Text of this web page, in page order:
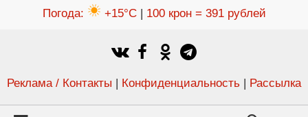
Погода: +15°C| 100 крон = 391 рублей
Реклама / Контакты | Конфиденциальность | Рассылка